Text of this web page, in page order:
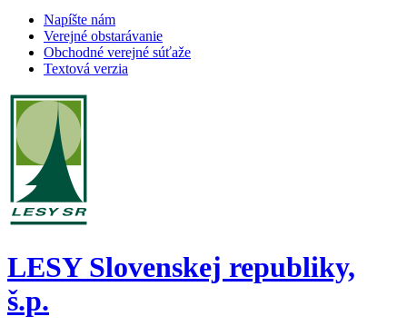
Napíšte nám
Verejné obstarávanie
Obchodné verejné súťaže
Textová verzia
LESY Slovenskej republiky,
š.p.